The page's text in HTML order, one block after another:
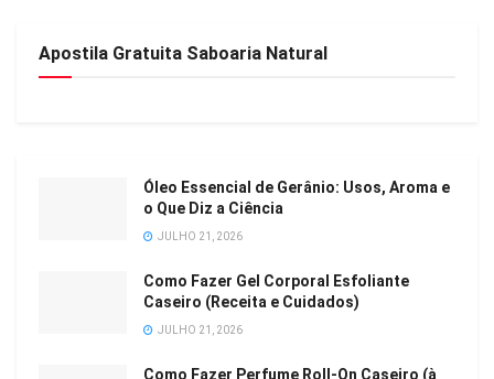
Apostila Gratuita Saboaria Natural
Óleo Essencial de Gerânio: Usos, Aroma e
o Que Diz a Ciência
JULHO 21, 2026
Como Fazer Gel Corporal Esfoliante
Caseiro (Receita e Cuidados)
JULHO 21, 2026
Como Fazer Perfume Roll-On Caseiro (à